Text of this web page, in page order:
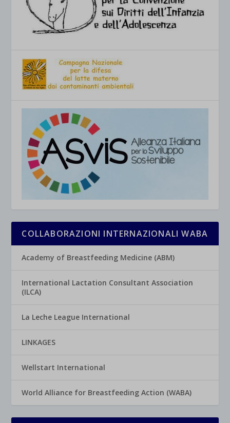
COLLABORAZIONI INTERNAZIONALI WABA
Academy of Breastfeeding Medicine (ABM)
International Lactation Consultant Association
(ILCA)
La Leche League International
LINKAGES
Wellstart International
World Alliance for Breastfeeding Action (WABA)